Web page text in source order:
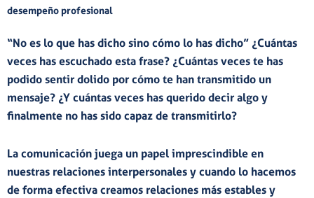
desempeño profesional
“No es lo que has dicho sino cómo lo has dicho” ¿Cuántas
veces has escuchado esta frase? ¿Cuántas veces te has
podido sentir dolido por cómo te han transmitido un
mensaje? ¿Y cuántas veces has querido decir algo y
finalmente no has sido capaz de transmitirlo?
La comunicación juega un papel imprescindible en
nuestras relaciones interpersonales y cuando lo hacemos
de forma efectiva creamos relaciones más estables y